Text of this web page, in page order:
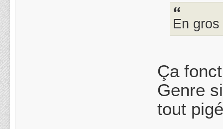
En
Ça
Genre
tout